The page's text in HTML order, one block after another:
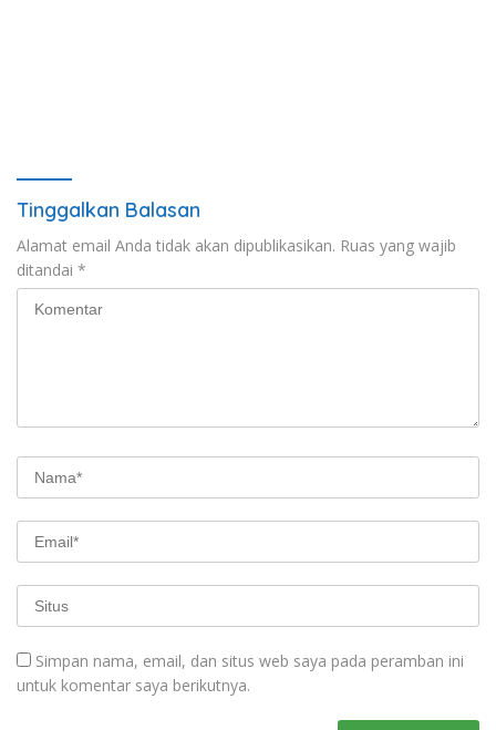
Tinggalkan Balasan
Alamat email Anda tidak akan dipublikasikan. Ruas yang wajib
ditandai *
Simpan nama, email, dan situs web saya pada peramban ini
untuk komentar saya berikutnya.